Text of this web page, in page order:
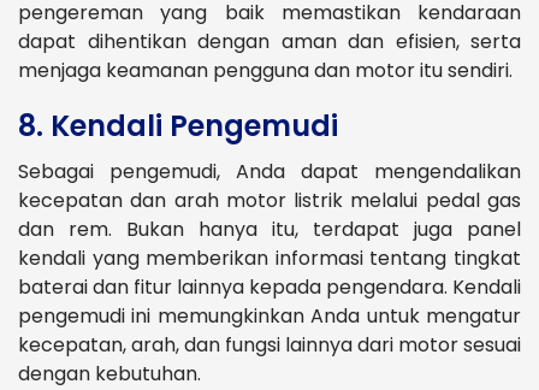
pengereman yang baik memastikan kendaraan
dapat dihentikan dengan aman dan efisien, serta
menjaga keamanan pengguna dan motor itu sendiri.
8. Kendali Pengemudi
Sebagai pengemudi, Anda dapat mengendalikan
kecepatan dan arah motor listrik melalui pedal gas
dan rem. Bukan hanya itu, terdapat juga panel
kendali yang memberikan informasi tentang tingkat
baterai dan fitur lainnya kepada pengendara. Kendali
pengemudi ini memungkinkan Anda untuk mengatur
kecepatan, arah, dan fungsi lainnya dari motor sesuai
dengan kebutuhan.